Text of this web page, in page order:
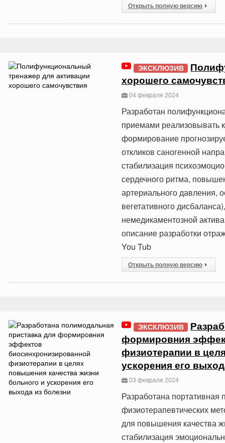
Открыть полную версию
ЭКСКЛЮЗИВ
хорошего
04 февраля 2024
Разработан
приемами реализовывать
формирование
откликов саногенной
стабилизация
сердечного ритма,
артериального давления,
вегетативного
немедикаментозной
описание разработки
You Tub
Открыть полную версию
ЭКСКЛЮЗИВ
формировния
физиотерапии в
ускорения его
03 февраля 2024
Разработана
физиотерапевтических
для повышения качества
стабилизация